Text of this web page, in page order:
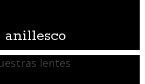
anillesco